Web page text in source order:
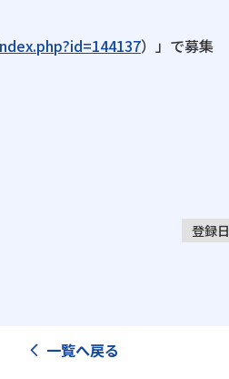
）」で募集
登録日
一覧へ戻る